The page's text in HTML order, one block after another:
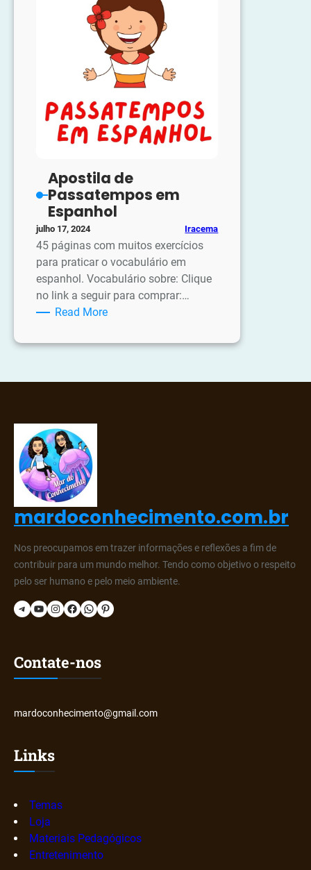
Apostila de
Passatempos em
Espanhol
julho 17, 2024 Iracema
45 páginas com muitos exercícios
para praticar o vocabulário em
espanhol. Vocabulário sobre: Clique
no link a seguir para comprar:…
Read More:
de
mardoconhecimento.com.br
Nos preocupamos em trazer informações e reflexões a fim de
contribuir para um mundo melhor. Tendo como objetivo o respeito
pelo ser humano e pelo meio ambiente.
Telegram YouTube Instagram Facebook WhatsApp Pinterest
Contate-nos
mardoconhecimento@gmail.com
Links
Temas
Loja
Materiais Pedagógicos
Entretenimento